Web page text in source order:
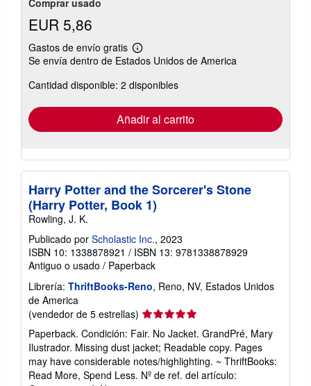
Comprar usado
EUR 5,86
Gastos de envío gratis
Más
información
las
tarifas
envío
Se envía dentro de Estados Unidos de America
Cantidad disponible: 2 disponibles
Añadir al carrito
Harry Potter and the Sorcerer's Stone
(Harry Potter, Book 1)
Rowling, J. K.
Publicado por Scholastic Inc., 2023
ISBN 10: 1338878921 / ISBN 13: 9781338878929
Antiguo o usado / Paperback
Librería: ThriftBooks-Reno, Reno, NV, Estados Unidos
de America
(vendedor de 5 estrellas) Calificación
del
vendedor:
5
de
5
Paperback. Condición: Fair. No Jacket. GrandPré, Mary
Ilustrador. Missing dust jacket; Readable copy. Pages
may have considerable notes/highlighting. ~ ThriftBooks:
Read More, Spend Less. Nº de ref. del artículo: